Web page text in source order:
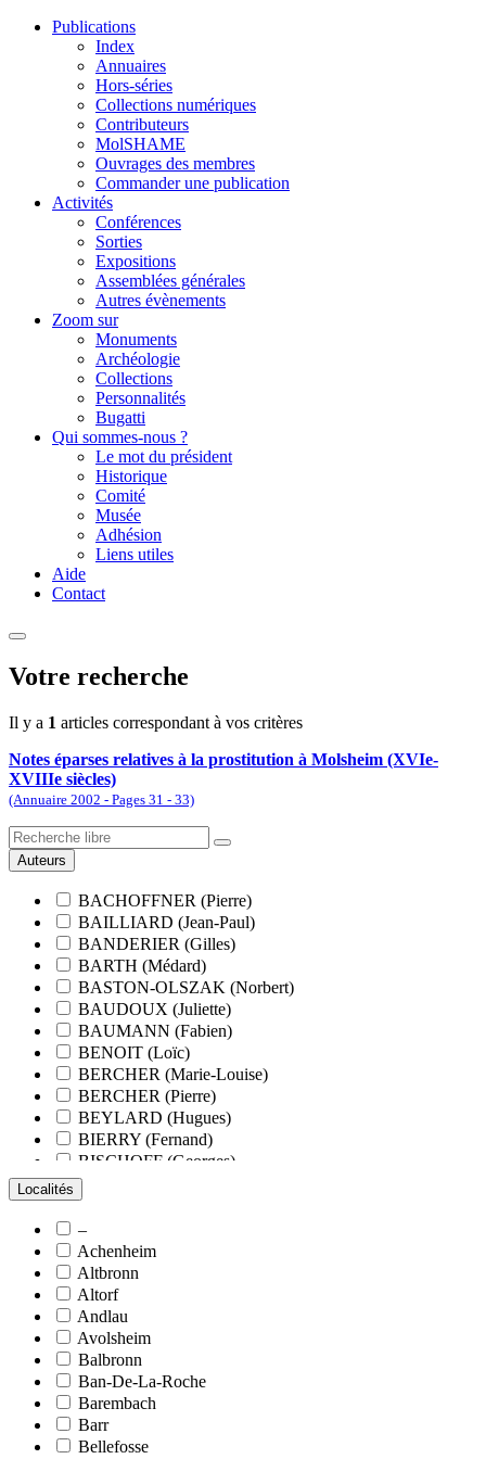
Publications
Index
Annuaires
Hors-séries
Collections numériques
Contributeurs
MolSHAME
Ouvrages des membres
Commander une publication
Activités
Conférences
Sorties
Expositions
Assemblées générales
Autres évènements
Zoom sur
Monuments
Archéologie
Collections
Personnalités
Bugatti
Qui sommes-nous ?
Le mot du président
Historique
Comité
Musée
Adhésion
Liens utiles
Aide
Contact
Votre recherche
Il y a 1 articles correspondant à vos critères
Notes éparses relatives à la prostitution à Molsheim (XVIe-
XVIIIe siècles)
(Annuaire 2002 - Pages 31 - 33)
Auteurs
BACHOFFNER (Pierre)
BAILLIARD (Jean-Paul)
BANDERIER (Gilles)
BARTH (Médard)
BASTON-OLSZAK (Norbert)
BAUDOUX (Juliette)
BAUMANN (Fabien)
BENOIT (Loïc)
BERCHER (Marie-Louise)
BERCHER (Pierre)
BEYLARD (Hugues)
BIERRY (Fernand)
BISCHOFF (Georges)
BLANCHARD (François)
BLANCHARD (Pierre-Valentin)
BLUMENROEDER (Quentin)
BOEHLER (Jean-Michel)
BOËS (Simone)
BORNERT (René)
BOUR (Bernard)
BOURCART (Jean)
BOUVET (Maurice)
BOXBERGER (Romain)
BRAUN (Jean)
BRAUN (Suzanne)
Localités
–
Achenheim
Altbronn
Altorf
Andlau
Avolsheim
Balbronn
Ban-De-La-Roche
Barembach
Barr
Bellefosse